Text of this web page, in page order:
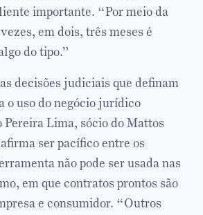
importante. “Por meio da
em dois, três meses é
do tipo.”
decisões judiciais que definam
o uso do negócio jurídico
Lima, sócio do Mattos
ser pacífico entre os
não pode ser usada nas
em que contratos prontos são
e consumidor. “Outros